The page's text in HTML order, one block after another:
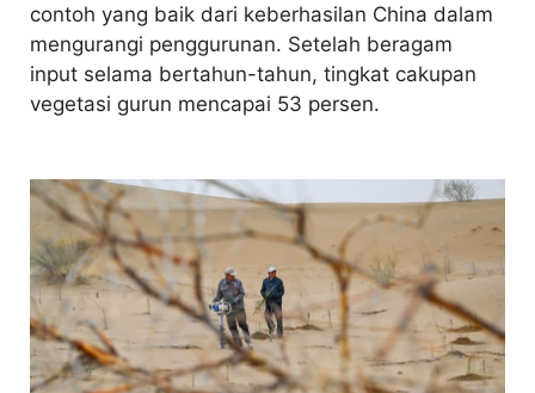
contoh yang baik dari keberhasilan China dalam
mengurangi penggurunan. Setelah beragam
input selama bertahun-tahun, tingkat cakupan
vegetasi gurun mencapai 53 persen.